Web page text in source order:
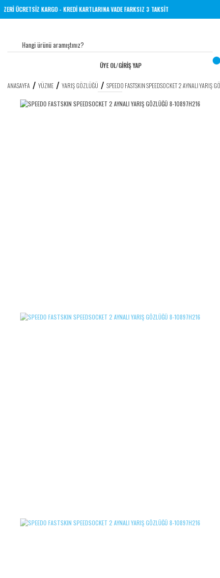
ÜZERİ ÜCRETSİZ KARGO - KREDİ KARTLARINA VADE FARKSIZ 3 TAKSİT
ÜYE OL/GİRİŞ YAP
ANASAYFA YÜZME YARIŞ GÖZLÜĞÜ SPEEDO FASTSKIN SPEEDSOCKET 2 AYNALI YARIŞ